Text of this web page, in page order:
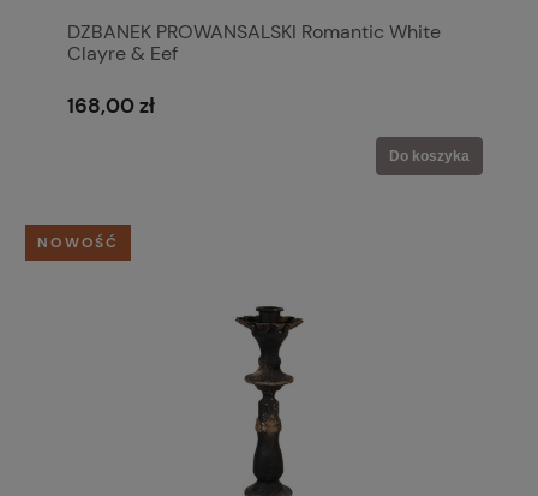
DZBANEK PROWANSALSKI Romantic White
Clayre & Eef
168,00 zł
Do koszyka
NOWOŚĆ